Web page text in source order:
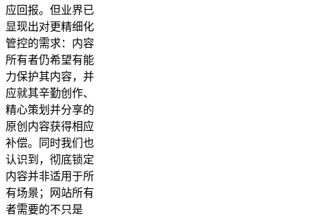
应回报。但业界已
显现出对更精细化
管控的需求：内容
所有者仍希望有能
力保护其内容，并
应就其辛勤创作、
精心策划并分享的
原创内容获得相应
补偿。同时我们也
认识到，彻底锁定
内容并非适用于所
有场景；网站所有
者需要的不只是